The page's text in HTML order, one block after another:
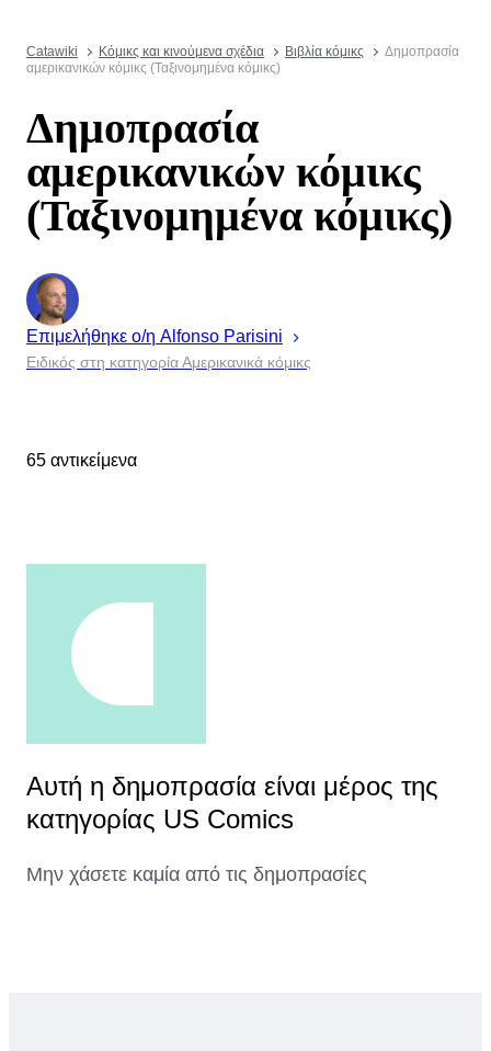
Catawiki Κόμικς και κινούμενα σχέδια Βιβλία κόμικς
Δημοπρασία
αμερικανικών κόμικς (Ταξινομημένα κόμικς)
Δημοπρασία
αμερικανικών κόμικς
(Ταξινομημένα κόμικς)
Επιμελήθηκε ο/η Alfonso Parisini
Ειδικός στη κατηγορία Αμερικανικά κόμικς
65 αντικείμενα
Αυτή η δημοπρασία είναι μέρος της
κατηγορίας US Comics
Μην χάσετε καμία από τις δημοπρασίες